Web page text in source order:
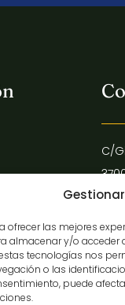
ofrecer las mejores
almacenar y/o acceder
tecnologías nos
o las
puede
C/